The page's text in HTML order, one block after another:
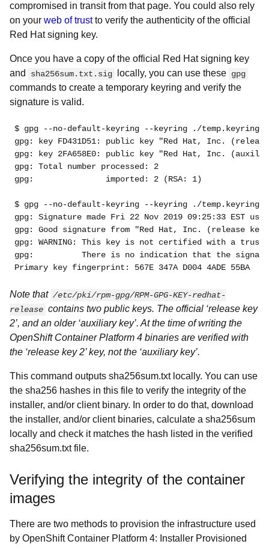
compromised in transit from that page. You could also rely
on your web of trustto verify the authenticity of the official
Red Hat signing key.
Once you have a copy of the official Red Hat signing key
and
sha256sum.txt.sig locally, you can use these gpg
commands to create a temporary keyring and verify the
signature is valid.
$ gpg --no-default-keyring --keyring ./temp.keyring --
gpg: key FD431D51: public key "Red Hat, Inc.
gpg: key 2FA658E0: public key "Red Hat, Inc.
gpg: Total number processed: 2
gpg:               imported: 2 (RSA: 1)
$ gpg --no-default-keyring --keyring ./temp.keyring
gpg: Signature made Fri 22 Nov 2019 09:25:33 EST
gpg: Good signature from "Red Hat, Inc. (release key
gpg: WARNING: This key is not certified with a
gpg:          There is no indication that the
Primary key fingerprint: 567E 347A D004 4ADE 55BA
Note that /etc/pki/rpm-gpg/RPM-GPG-KEY-redhat-
release contains two public keys. The official ‘release key
2’, and an older ‘auxiliary key’. At the time of writing the
OpenShift Container Platform 4 binaries are verified with
the ‘release key 2’ key, not the ‘auxiliary key’.
This command outputs sha256sum.txt locally. You can use
the sha256 hashes in this file to verify the integrity of the
installer, and/or client binary. In order to do that, download
the installer, and/or client binaries, calculate a sha256sum
locally and check it matches the hash listed in the verified
sha256sum.txt file.
Verifying the integrity of the container
images
There are two methods to provision the infrastructure used
by OpenShift Container Platform 4: Installer Provisioned